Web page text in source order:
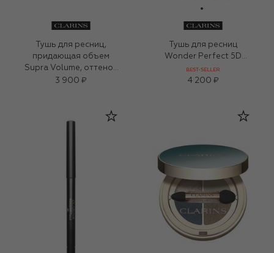
Тушь для ресниц,
придающая объем
Supra Volume, оттенок
02
3 900 ₽
Тушь для ресниц
Wonder Perfect 5D
Mascara, оттенок 01
(8ml)
BEST-SELLER
4 200 ₽